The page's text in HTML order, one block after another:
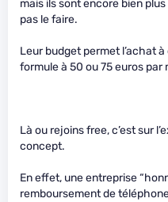
mais ils sont encore bien
pas le faire.
Leur budget permet l’achat
formule à 50 ou 75 euros par
Là ou rejoins free, c’est sur
concept.
En effet, une entreprise
remboursement de